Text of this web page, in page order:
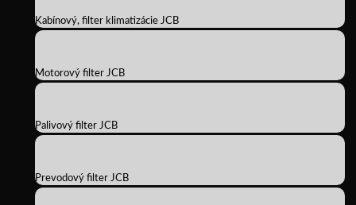
Kabínový, filter klimatizácie JCB
Motorový filter JCB
Palivový filter JCB
Prevodový filter JCB